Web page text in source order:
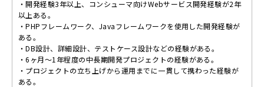
・開発経験3年以上、コンシューマ向けWebサービス開発経験が2年
以上ある。
・PHPフレームワーク、Javaフレームワークを使用した開発経験が
ある。
・DB設計、詳細設計、テストケース設計などの経験がある。
・6ヶ月～1年程度の中長期開発プロジェクトの経験がある。
・プロジェクトの立ち上げから運用までに一貫して携わった経験が
ある。